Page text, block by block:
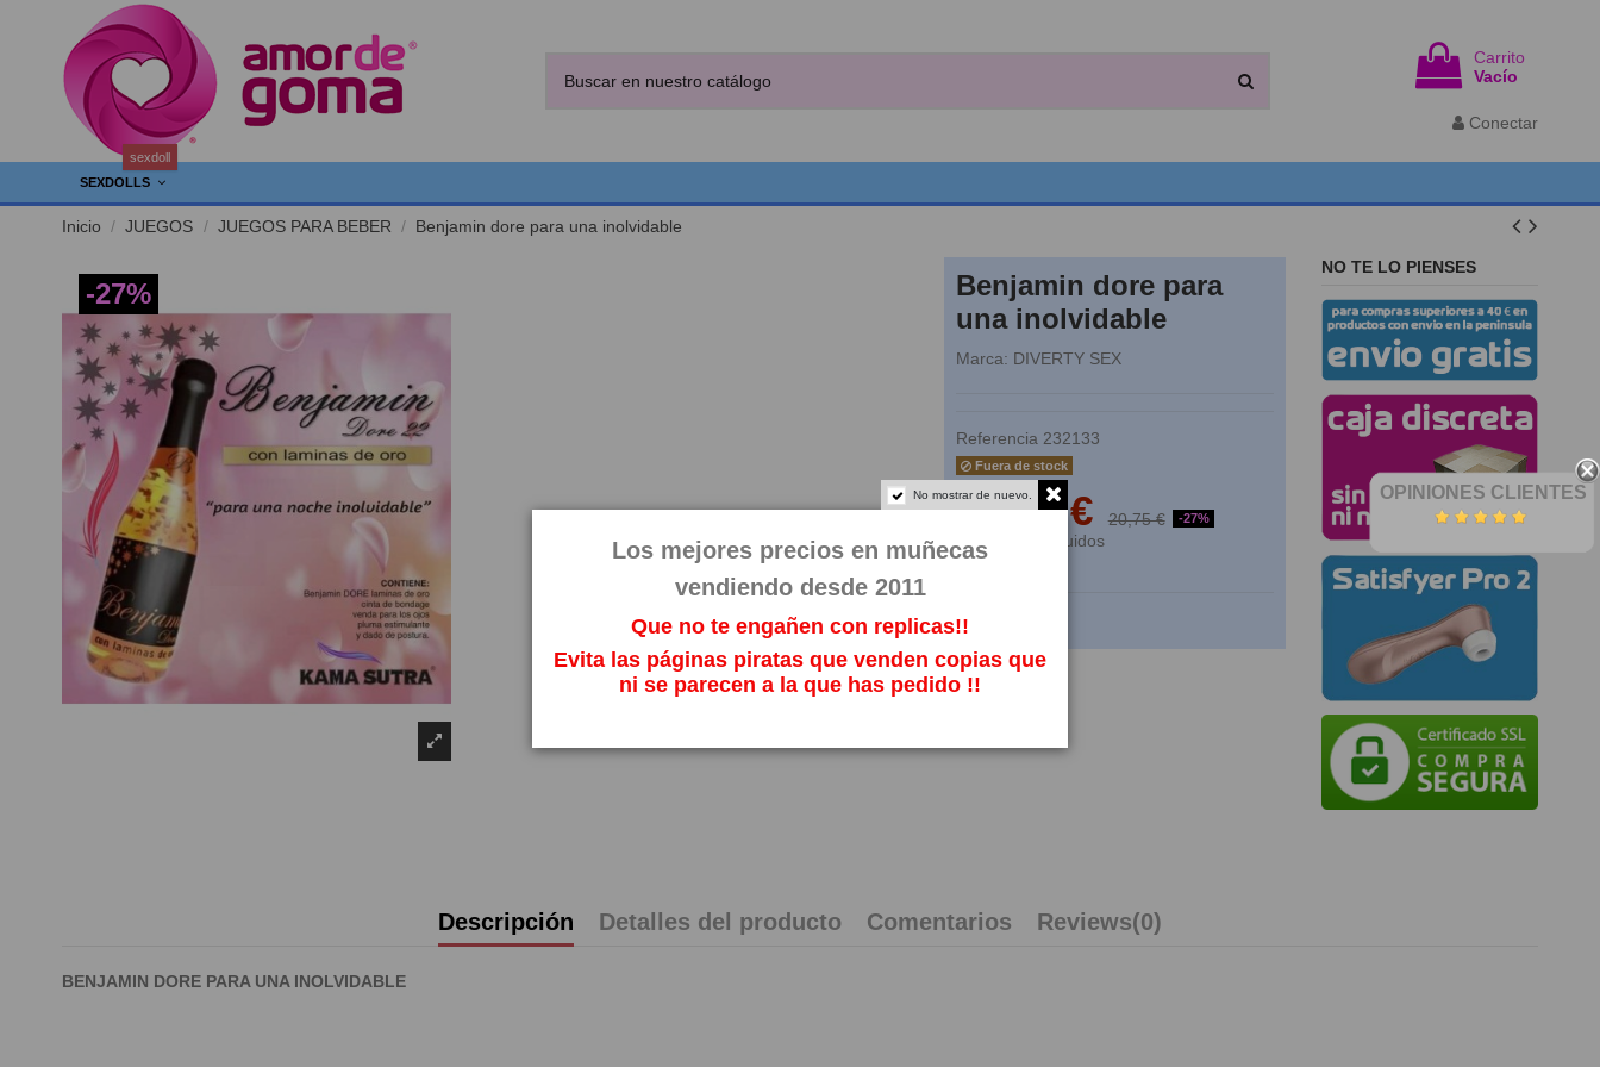
Carrito
Vacío
Conectar
SEXDOLLS
sexdoll
Inicio JUEGOS JUEGOS PARA BEBER Benjamin dore para una inolvidable
-27%
Benjamin dore para
una inolvidable
Marca: DIVERTY SEX
Referencia 232133
Fuera de stock
15,14 € 20,75 € -27%
Impuestos incluidos
NO TE LO PIENSES
Descripción Detalles del producto Comentarios Reviews(0)
BENJAMIN DORE PARA UNA INOLVIDABLE
OPINIONES CLIENTES
No mostrar de nuevo.
Los mejores precios en muñecas
vendiendo desde 2011
Que no te engañen con replicas!!
Evita las páginas piratas que venden copias que
ni se parecen a la que has pedido !!